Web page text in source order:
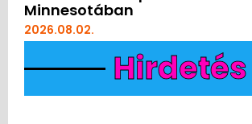
Minnesotában
2026.08.02.
Hirdetés